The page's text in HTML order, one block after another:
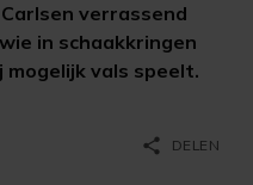
verrassend
in schaakkringen
vals speelt.
share DELEN